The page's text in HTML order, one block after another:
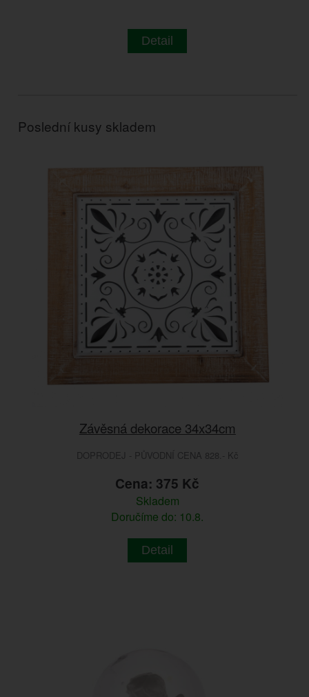
Detail
Poslední kusy skladem
Závěsná dekorace 34x34cm
DOPRODEJ - PŮVODNÍ CENA 828.- Kč
Cena: 375 Kč
Skladem
Doručíme do: 10.8.
Detail